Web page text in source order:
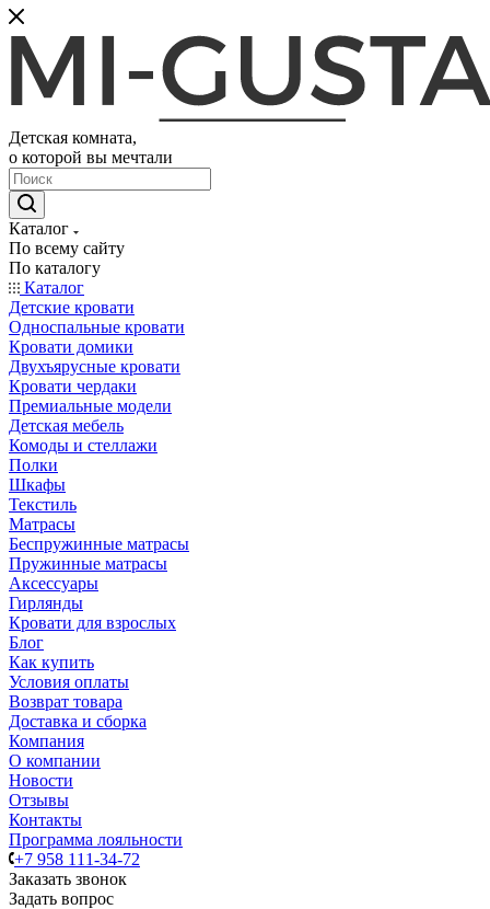
Детская комната,
о которой вы мечтали
Каталог
По всему сайту
По каталогу
Каталог
Детские кровати
Односпальные кровати
Кровати домики
Двухъярусные кровати
Кровати чердаки
Премиальные модели
Детская мебель
Комоды и стеллажи
Полки
Шкафы
Текстиль
Матрасы
Беспружинные матрасы
Пружинные матрасы
Аксессуары
Гирлянды
Кровати для взрослых
Блог
Как купить
Условия оплаты
Возврат товара
Доставка и сборка
Компания
О компании
Новости
Отзывы
Контакты
Программа лояльности
+7 958 111-34-72
Заказать звонок
Задать вопрос